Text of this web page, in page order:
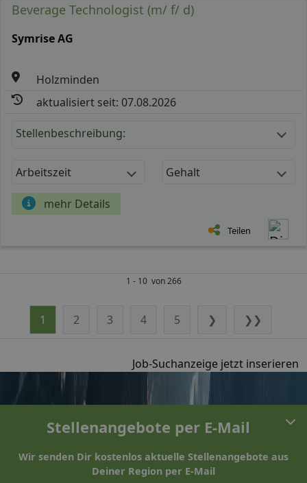
Beverage Technologist (m/ f/ d)
Symrise AG
Holzminden
aktualisiert seit: 07.08.2026
Stellenbeschreibung:
Arbeitszeit Gehalt
mehr Details
Teilen
1 - 10 von 266
1 2 3 4 5 ❯ ❯❯
Job-Suchanzeige jetzt inserieren
Stellenangebote per E-Mail
Wir senden Dir kostenlos aktuelle Stellenangebote aus
Deiner Region per E-Mail